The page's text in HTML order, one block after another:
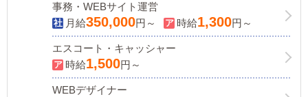
事務・WEBサイト運営
月給350,000円～ 時給1,300円～
エスコート・キャッシャー
時給1,500円～
WEBデザイナー